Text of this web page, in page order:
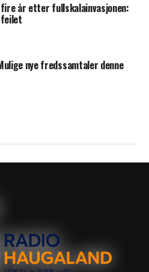
fire år etter fullskalainvasjonen:
nye fredssamtaler denne